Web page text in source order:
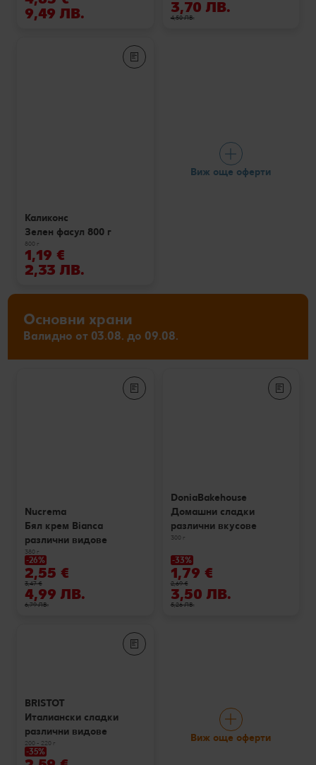
9,49 ЛВ.
3,70 ЛВ.
4,50 ЛВ.
Каликонс
Зелен фасул 800 г
800 г
1,19 €
2,33 ЛВ.
Виж още оферти
Основни храни
Валидно от 03.08. до 09.08.
Nucrema
Бял крем Bianca
различни видове
380 г
-26%
2,55 €
3,47 €
4,99 ЛВ.
6,79 ЛВ.
DoniaBakehouse
Домашни сладки
различни вкусове
300 г
-33%
1,79 €
2,69 €
3,50 ЛВ.
5,26 ЛВ.
BRISTOT
Италиански сладки
различни видове
200 - 220 г
-35%
Виж още оферти